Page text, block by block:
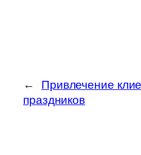
←
Привлечение
праздников